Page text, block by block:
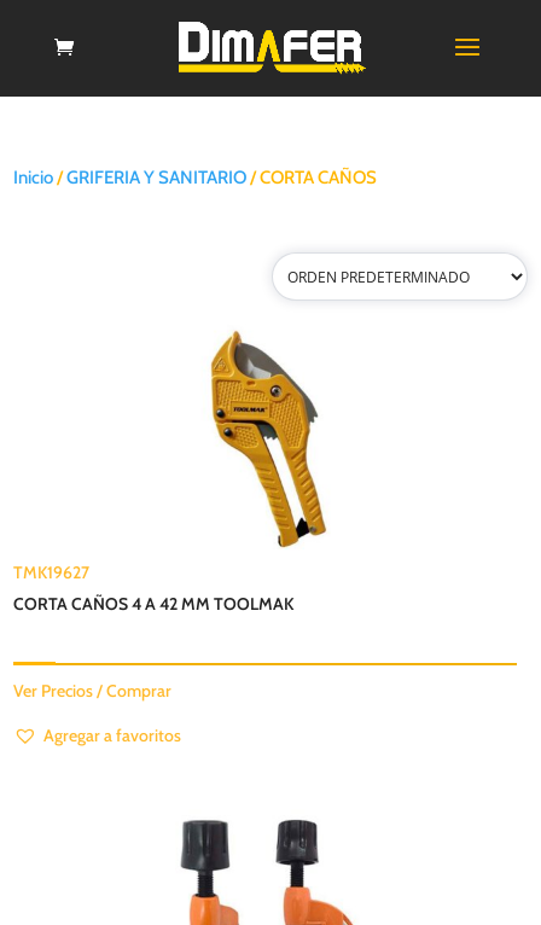
Inicio/GRIFERIA Y SANITARIO/ CORTA CAÑOS
TMK19627
CORTA CAÑOS 4 A 42 MM TOOLMAK
Ver Precios / Comprar
Agregar a favoritos